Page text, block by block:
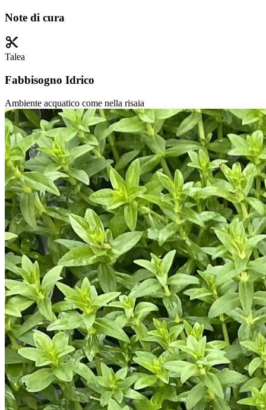
Note di cura
Talea
Fabbisogno Idrico
Ambiente acquatico come nella risaia